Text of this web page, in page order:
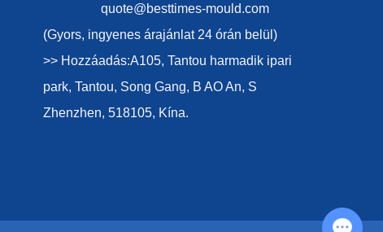
quote@besttimes-mould.com
(Gyors, ingyenes árajánlat 24 órán belül)
>> Hozzáadás:A105, Tantou harmadik ipari
park, Tantou, Song Gang, B AO An, S
Zhenzhen, 518105, Kína.
Chat with Us